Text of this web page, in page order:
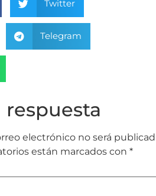
Twitter
Telegram
respuesta
electrónico no será
están marcados con *